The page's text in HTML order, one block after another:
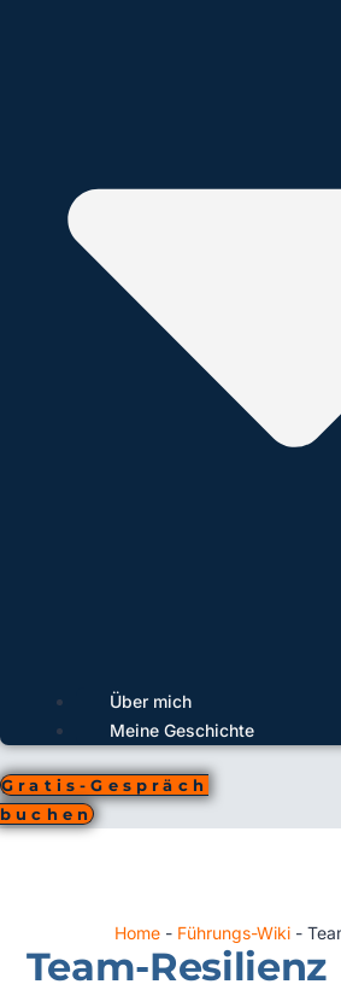
Über mich
Meine Geschichte
Gratis-Gespräch
buchen
Home- Führungs-Wiki-
Team-Resilienz